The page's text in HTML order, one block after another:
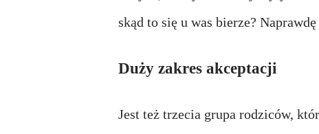
skąd to się u was bierze?
Duży zakres akceptacji
Jest też trzecia grupa rodziców,